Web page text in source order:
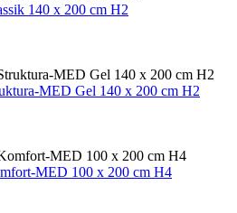
140 x 200 cm H2
MED Gel 140 x 200 cm H2
MED 100 x 200 cm H4